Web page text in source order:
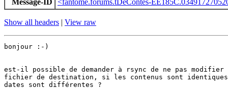
Show all headers | View raw
bonjour :-)
est-il possible de demander à rsync de ne pas
fichier de destination, si les contenus sont
dates sont différentes ?